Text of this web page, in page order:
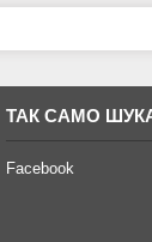
ТАК САМО
Facebook